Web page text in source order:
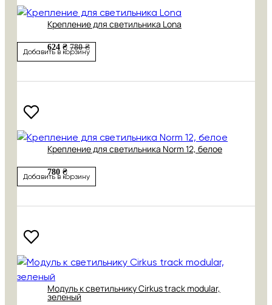
Крепление для светильника Lona
624 ₴ 780 ₴
Добавить в корзину
Крепление для светильника Norm 12, белое
780 ₴
Добавить в корзину
Модуль к светильнику Cirkus track modular,
зеленый